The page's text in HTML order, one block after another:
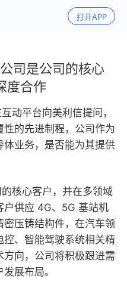
打开APP
司是公司的核心
度合作
动平台向美利信提问，
的先进制程，公司作为
业务，是否能为其提供
核心客户，并在多领域
户供应 4G、5G 基站机
压铸结构件，在汽车领
、智能驾驶系统相关精
向，公司将积极跟进需
展布局。